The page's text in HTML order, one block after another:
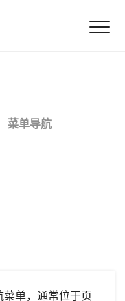
菜单导航
单，通常位于页